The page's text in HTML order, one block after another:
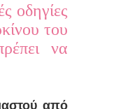
οδηγίες
του
να
από